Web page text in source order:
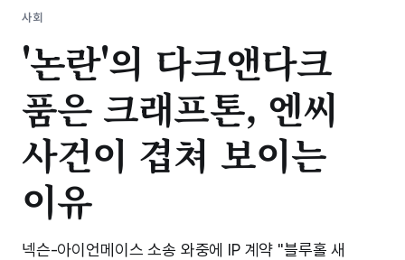
사회
'논란'의 다크앤다크
품은 크래프톤, 엔씨
사건이 겹쳐 보이는
이유
넥슨-아이언메이스 소송 와중에 IP 계약 "블루홀 새